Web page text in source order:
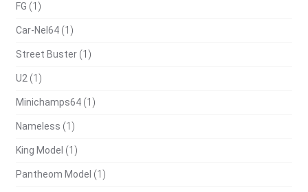
FG (1)
Car-Nel64 (1)
Street Buster (1)
U2 (1)
Minichamps64 (1)
Nameless (1)
King Model (1)
Pantheom Model (1)